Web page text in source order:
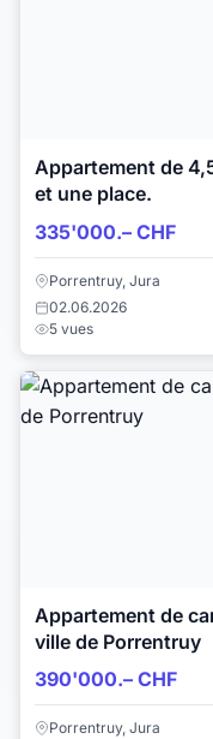
Appartement de
et une place.
335'000.– CHF
Porrentruy, Jura
02.06.2026
5 vues
Appartement de
ville de Porrentruy
390'000.– CHF
Porrentruy, Jura